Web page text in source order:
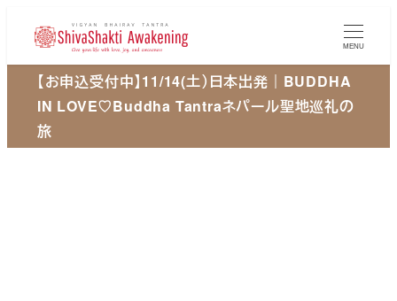
ン
MENU
【お申込受付中】11/14(土）日本出発｜BUDDHA
IN LOVE♡Buddha Tantraネパール聖地巡礼の
旅